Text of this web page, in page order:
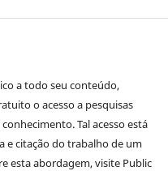
a todo seu conteúdo,
o acesso a pesquisas
Tal acesso está
e citação do trabalho de um
esta abordagem, visite Public